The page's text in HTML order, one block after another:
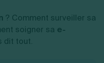
du nom d'entreprise
dirigeant
? Comment surveiller sa
soigner sa e-
dit tout.